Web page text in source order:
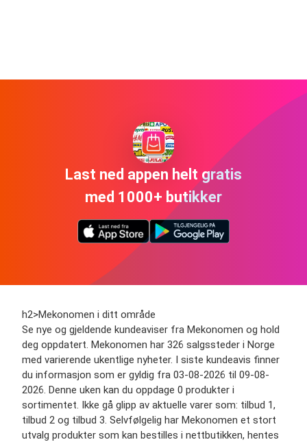
Last ned appen helt gratis
med 1000+ butikker
h2>Mekonomen i ditt område
Se nye og gjeldende kundeaviser fra Mekonomen og hold
deg oppdatert. Mekonomen har 326 salgssteder i Norge
med varierende ukentlige nyheter. I siste kundeavis finner
du informasjon som er gyldig fra 03-08-2026 til 09-08-
2026. Denne uken kan du oppdage 0 produkter i
sortimentet. Ikke gå glipp av aktuelle varer som: tilbud 1,
tilbud 2 og tilbud 3. Selvfølgelig har Mekonomen et stort
utvalg produkter som kan bestilles i nettbutikken, hentes